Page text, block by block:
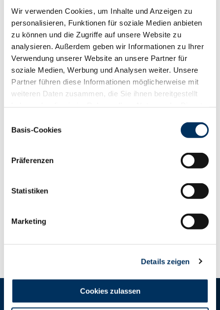
Wir verwenden Cookies, um Inhalte und Anzeigen zu
personalisieren, Funktionen für soziale Medien anbieten
zu können und die Zugriffe auf unsere Website zu
analysieren. Außerdem geben wir Informationen zu Ihrer
Verwendung unserer Website an unsere Partner für
soziale Medien, Werbung und Analysen weiter. Unsere
Partner führen diese Informationen möglicherweise mit
weiteren Daten zusammen, die Sie ihnen bereitgestellt
Cookies, wenn Sie unsere Webseite weiterhin nutzen.
Basis-Cookies
Präferenzen
Statistiken
Marketing
Details zeigen
Cookies zulassen
Regelmäßig finden aufregende Auktionstage in Bitburg,
Auktionstiere kümmerst. Dich erwartet ein interessanter
Weitere Informationen
RINDER-UNION WEST eG